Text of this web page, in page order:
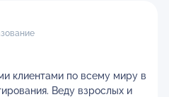
клиентами по всему миру в
Веду взрослых и